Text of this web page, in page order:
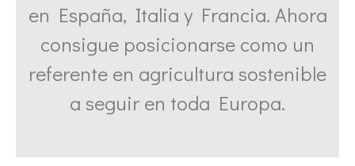
en España, Italia y Francia. Ahora
consigue posicionarse como un
referente en agricultura sostenible
a seguir en toda Europa.